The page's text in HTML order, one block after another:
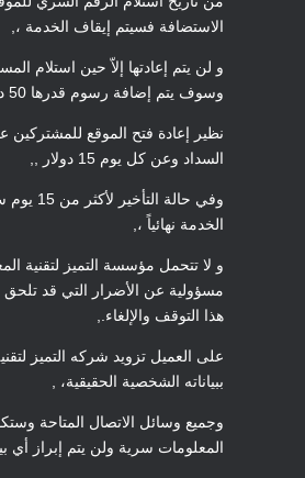
الاستضافة فسيتم إيقاف الخدمة ،,
و لن يتم إعادتها إلاّ حين استلام
وسوف يتم إضافة رسوم قدرها 50 دولار ,
نظير إعادة فتح الموقع للمشتركين
السداد وعن كل يوم 15 دولار ,,
وفي حالة
الخدمة نهائياً ،,
و لا تتحمل مؤسسة التميز لتقنية
مسؤولية عن الأضرار التي قد تلحق
هذا التوقف والإلغاء.,
على العميل تزويد شركه التميز
ببياناته الشخصية الحقيقية، ,
وجميع وسائل الاتصال المتاحة
المعلومات سرية ولن يتم إبراز أي